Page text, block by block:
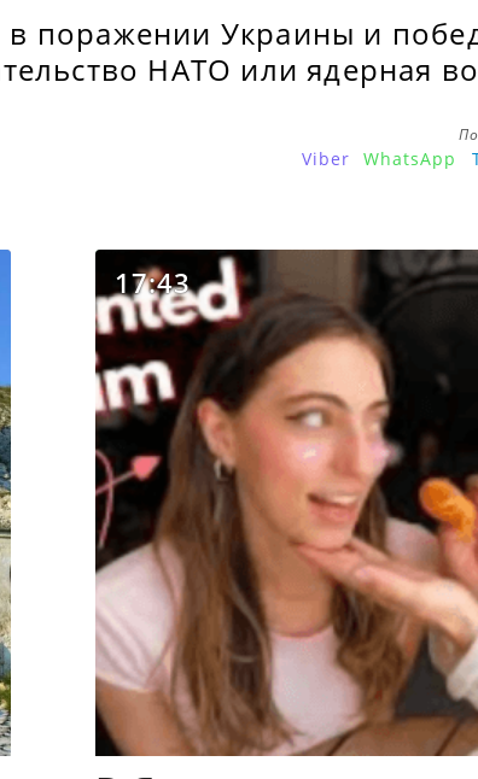
в поражении Украины и
НАТО или ядерная
Viber WhatsApp
17:43